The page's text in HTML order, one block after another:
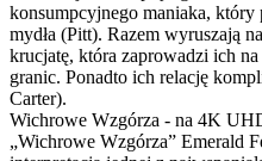
konsumpcyjnego maniaka, który
mydła (Pitt). Razem wyruszają
krucjatę, która zaprowadzi ich
granic. Ponadto ich relację
Carter).
Wichrowe Wzgórza - na 4K
„Wichrowe Wzgórza” Emerald